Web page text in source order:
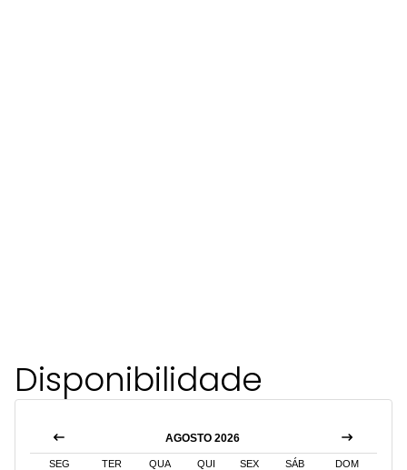
Disponibilidade
AGOSTO 2026
SEG TER QUA QUI SEX SÁB DOM